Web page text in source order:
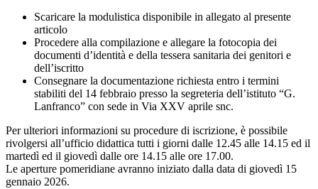
Scaricare la modulistica disponibile in allegato al presente
articolo
Procedere alla compilazione e allegare la fotocopia dei
documenti d’identità e della tessera sanitaria dei genitori e
dell’iscritto
Consegnare la documentazione richiesta entro i termini
stabiliti del 14 febbraio presso la segreteria dell’istituto “G.
Lanfranco” con sede in Via XXV aprile snc.
Per ulteriori informazioni su procedure di iscrizione, è possibile
rivolgersi all’ufficio didattica tutti i giorni dalle 12.45 alle 14.15 ed il
martedì ed il giovedì dalle ore 14.15 alle ore 17.00.
Le aperture pomeridiane avranno iniziato dalla data di giovedì 15
gennaio 2026.